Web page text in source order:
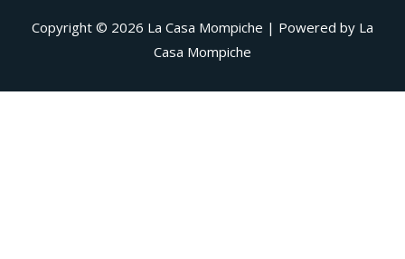
Copyright © 2026 La Casa Mompiche | Powered by La
Casa Mompiche